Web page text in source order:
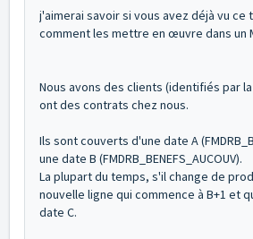
j'aimerai savoir si vous avez déjà vu ce
comment les mettre en œuvre dans un
Nous avons des clients (identifiés par la
ont des contrats chez nous.
Ils sont couverts d'une date A
une date B (FMDRB_BENEFS_AUCOUV).
La plupart du temps, s'il change de
nouvelle ligne qui commence à B+1 et
date C.